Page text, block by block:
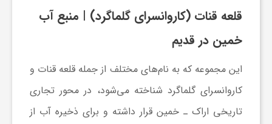
قلعه قنات (کاروانسرای گلماگرد) | منبع آب
خمین در قدیم
این مجموعه که به نام‌های مختلف از جمله قلعه قنات و
کاروانسرای گلماگرد شناخته می‌شود، در محور تجاری
تاریخی اراک ـ خمین قرار داشته و برای ذخیره آب از